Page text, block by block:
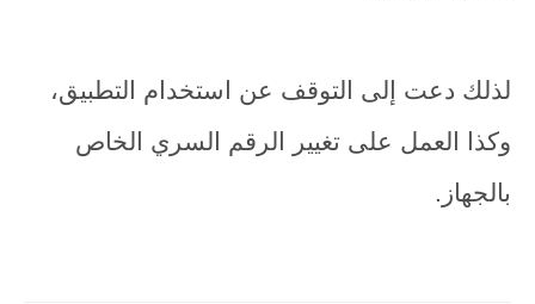
لذلك دعت إلى التوقف عن استخدام التطبيق،
وكذا العمل على تغيير الرقم السري الخاص
بالجهاز.